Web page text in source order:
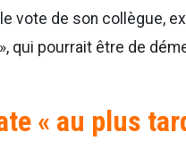
vote de son collègue,
qui pourrait être de
« au plus